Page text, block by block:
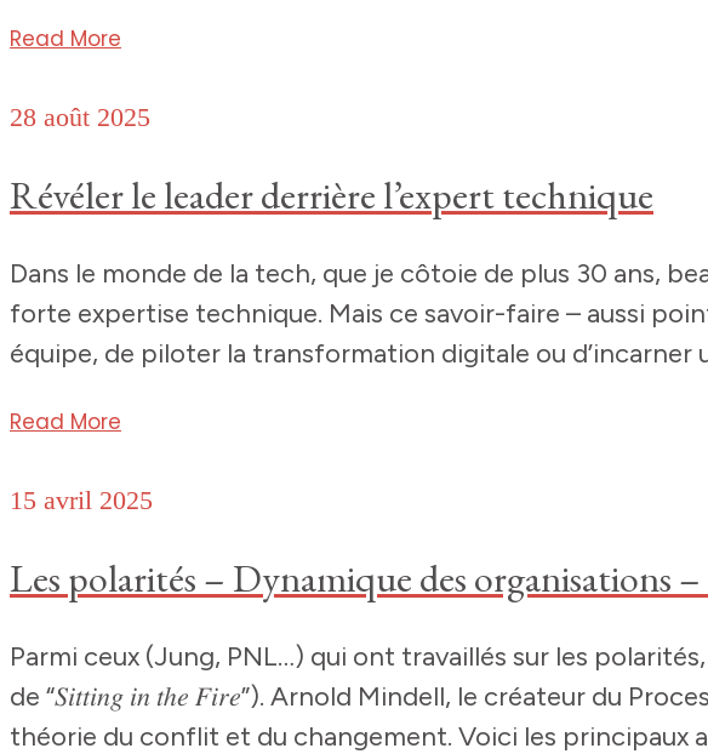
Read More
28 août 2025
Révéler le leader derrière l’expert technique
Dans le monde de la tech, que je côtoie de plus 30 ans,
forte expertise technique. Mais ce savoir-faire – aussi
équipe, de piloter la transformation digitale ou d’incarner
Read More
15 avril 2025
Les polarités – Dynamique des organisations
Parmi ceux (Jung, PNL…) qui ont travaillés sur les
de “𝑆𝑖𝑡𝑡𝑖𝑛𝑔 𝑖𝑛 𝑡ℎ𝑒 𝐹𝑖𝑟𝑒”). Arnold Mindell, le créateur du
théorie du conflit et du changement. Voici les principaux